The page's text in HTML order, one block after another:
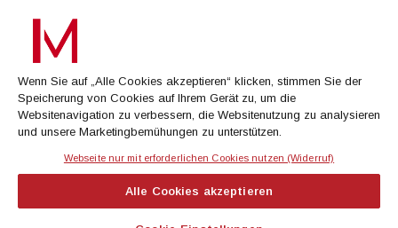
© Cachalot Media House GmbH - Alle Rechte
AGB
Datenschutz
Kontakt
Impressum
Wenn Sie auf „Alle Cookies akzeptieren“ klicken, stimmen Sie der
Speicherung von Cookies auf Ihrem Gerät zu, um die
Websitenavigation zu verbessern, die Websitenutzung zu analysieren
und unsere Marketingbemühungen zu unterstützen.
Webseite nur mit erforderlichen Cookies nutzen (Widerruf)
Alle Cookies akzeptieren